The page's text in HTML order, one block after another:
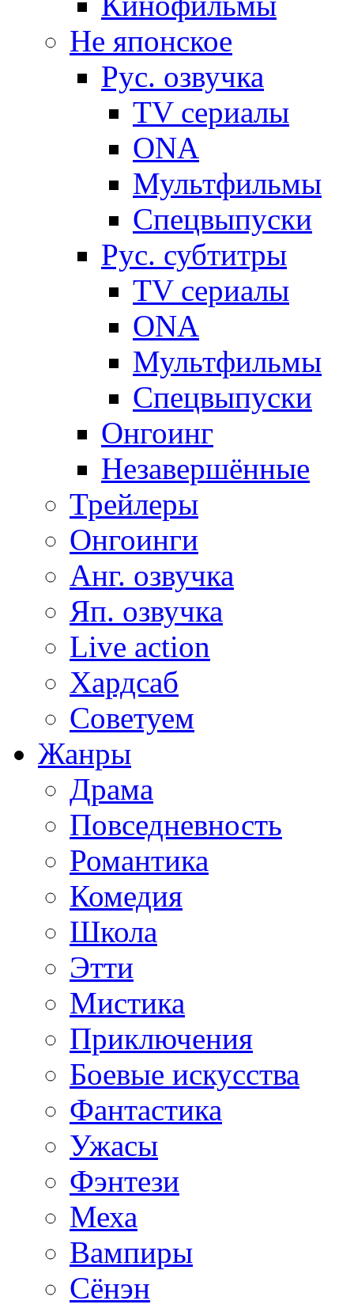
Не японское
Рус. озвучка
TV сериалы
ONA
Мультфильмы
Спецвыпуски
Рус. субтитры
TV сериалы
ONA
Мультфильмы
Спецвыпуски
Онгоинг
Незавершённые
Трейлеры
Онгоинги
Анг. озвучка
Яп. озвучка
Live action
Хардсаб
Советуем
Жанры
Драма
Повседневность
Романтика
Комедия
Школа
Этти
Мистика
Приключения
Боевые искусства
Фантастика
Ужасы
Фэнтези
Меха
Вампиры
Сёнэн